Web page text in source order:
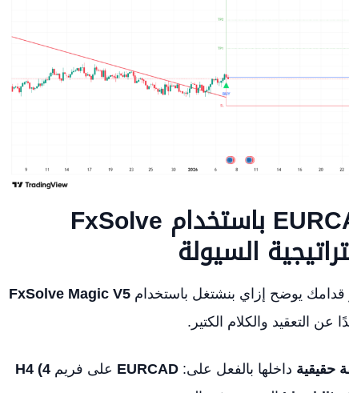
باستخدام FxSolve
السيولة
يوضح إزاي بنشتغل باستخدام FxSolve Magic V5
التعقيد والكلام الكتير.
حقيقية داخلها بالفعل على: EURCAD على فريم H4 (4